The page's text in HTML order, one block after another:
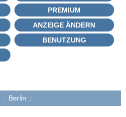
PREMIUM
ANZEIGE ÄNDERN
BENUTZUNG
: Berlin :